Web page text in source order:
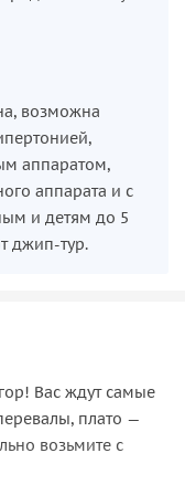
возможна
аппаратом,
аппарата и с
и детям до 5
джип-тур.
Вас ждут самые
плато —
возьмите с